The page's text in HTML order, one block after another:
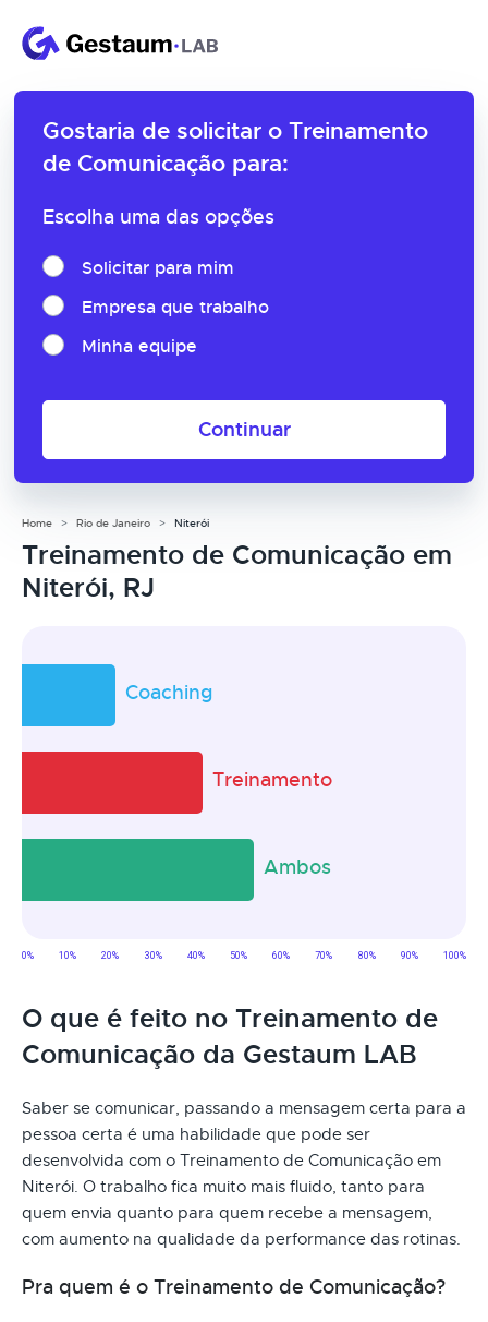
Gostaria de solicitar o Treinamento
de Comunicação para:
Escolha uma das opções
Solicitar para mim
Empresa que trabalho
Minha equipe
Continuar
Home Rio de Janeiro Niterói
Treinamento de Comunicação em
Niterói, RJ
O que é feito no Treinamento de
Comunicação da Gestaum LAB
Saber se comunicar, passando a mensagem certa para a
pessoa certa é uma habilidade que pode ser
desenvolvida com o Treinamento de Comunicação em
Niterói. O trabalho fica muito mais fluido, tanto para
quem envia quanto para quem recebe a mensagem,
com aumento na qualidade da performance das rotinas.
Pra quem é o Treinamento de Comunicação?